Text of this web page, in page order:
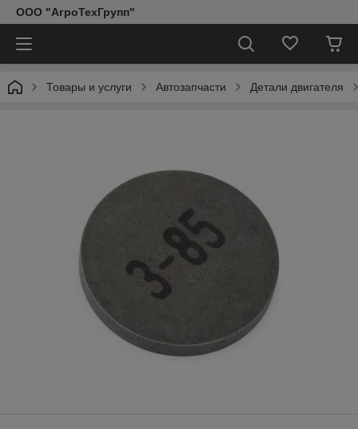
ООО "АгроТехГрупп"
Товары и услуги Автозапчасти Детали двигателя